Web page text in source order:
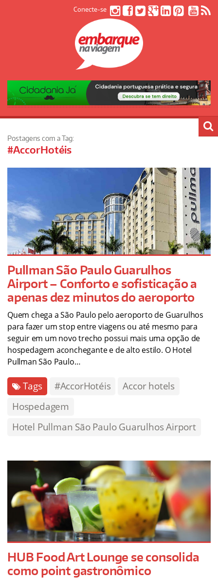
Conecte-se
Postagens com a Tag:
#AccorHotéis
Pullman São Paulo Guarulhos
Airport – Conforto e sofisticação a
apenas dez minutos do aeroporto
Quem chega a São Paulo pelo aeroporto de Guarulhos
para fazer um stop entre viagens ou até mesmo para
seguir em um novo trecho possui mais uma opção de
hospedagem aconchegante e de alto estilo. O Hotel
Pullman São Paulo…
Tags #AccorHotéis
Accor hotels
Hospedagem
Hotel Pullman São Paulo Guarulhos Airport
HUB Food Art Lounge se consolida
como point gastronômico